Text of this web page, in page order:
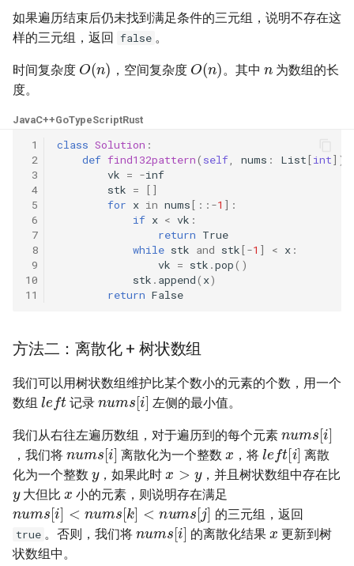
31. 栈的压入、弹出序列
32.1. 从上到下打印二叉树
32.3. 从上到下打印二叉树 III
33. 二叉搜索树的后序遍历序
34. 二叉树中和为某一值的路
35. 复杂链表的复制
36. 二叉搜索树与双向链表
37. 序列化二叉树
39. 数组中出现次数超过一半
的数字
40. 最小的 k 个数
41. 数据流中的中位数
26. 重排链表
27. 回文链表
29. 排序的循环链表
30. 插入、删除和随机访问都
是 O(1) 的容器
31. 最近最少使用缓存
32. 有效的变位词
34. 外星语言是否排序
35. 最小时间差
36. 后缀表达式
37. 小行星碰撞
38. 每日温度
39. 直方图最大矩形面积
4.6. 后继者
4.9. 二叉搜索树序列
4.10. 检查子树
4.12. 求和路径
5.1. 插入
5.2. 二进制数转字符串
5.3. 翻转数位
5.6. 整数转换
5.7. 配对交换
5.8. 绘制直线
8.1. 三步问题
8.2. 迷路的机器人
8.3. 魔术索引
如果遍历结束后仍未找到满足条件的三元组，说明不存在这
样的三元组，返回 false 。
时间复杂度
O ( n)
，空间复杂度
O ( n)
。其中
为数组的长
度。
JavaC++GoTypeScriptRust
1
2
3
4
5
6
7
8
9
10
11
class Solution :
def find132pattern( self, nums : List[int])
vk = -inf
stk =
[]
for x in nums[:: -1 ]:
if x < vk :
return True
while stk and stk[-1 ] < x :
vk = stk .pop()
stk . append( x)
return False
方法二：离散化 + 树状数组
我们可以用树状数组维护比某个数小的元素的个数，用一个
数组
left
记录
nums[i]
左侧的最小值。
我们从右往左遍历数组，对于遍历到的每个元素
s[
，我们将
nums[i]
离散化为一个整数
x
，将
left[i]
离散
化为一个整数
y
，如果此时
x>y
，并且树状数组中存在比
y
大但比
x
小的元素，则说明存在满足
nums[i]<nums[k]<nums[j]
的三元组，返回
true 。否则，我们将
nu ms[i]
的离散化结果
x
更新到树
状数组中。